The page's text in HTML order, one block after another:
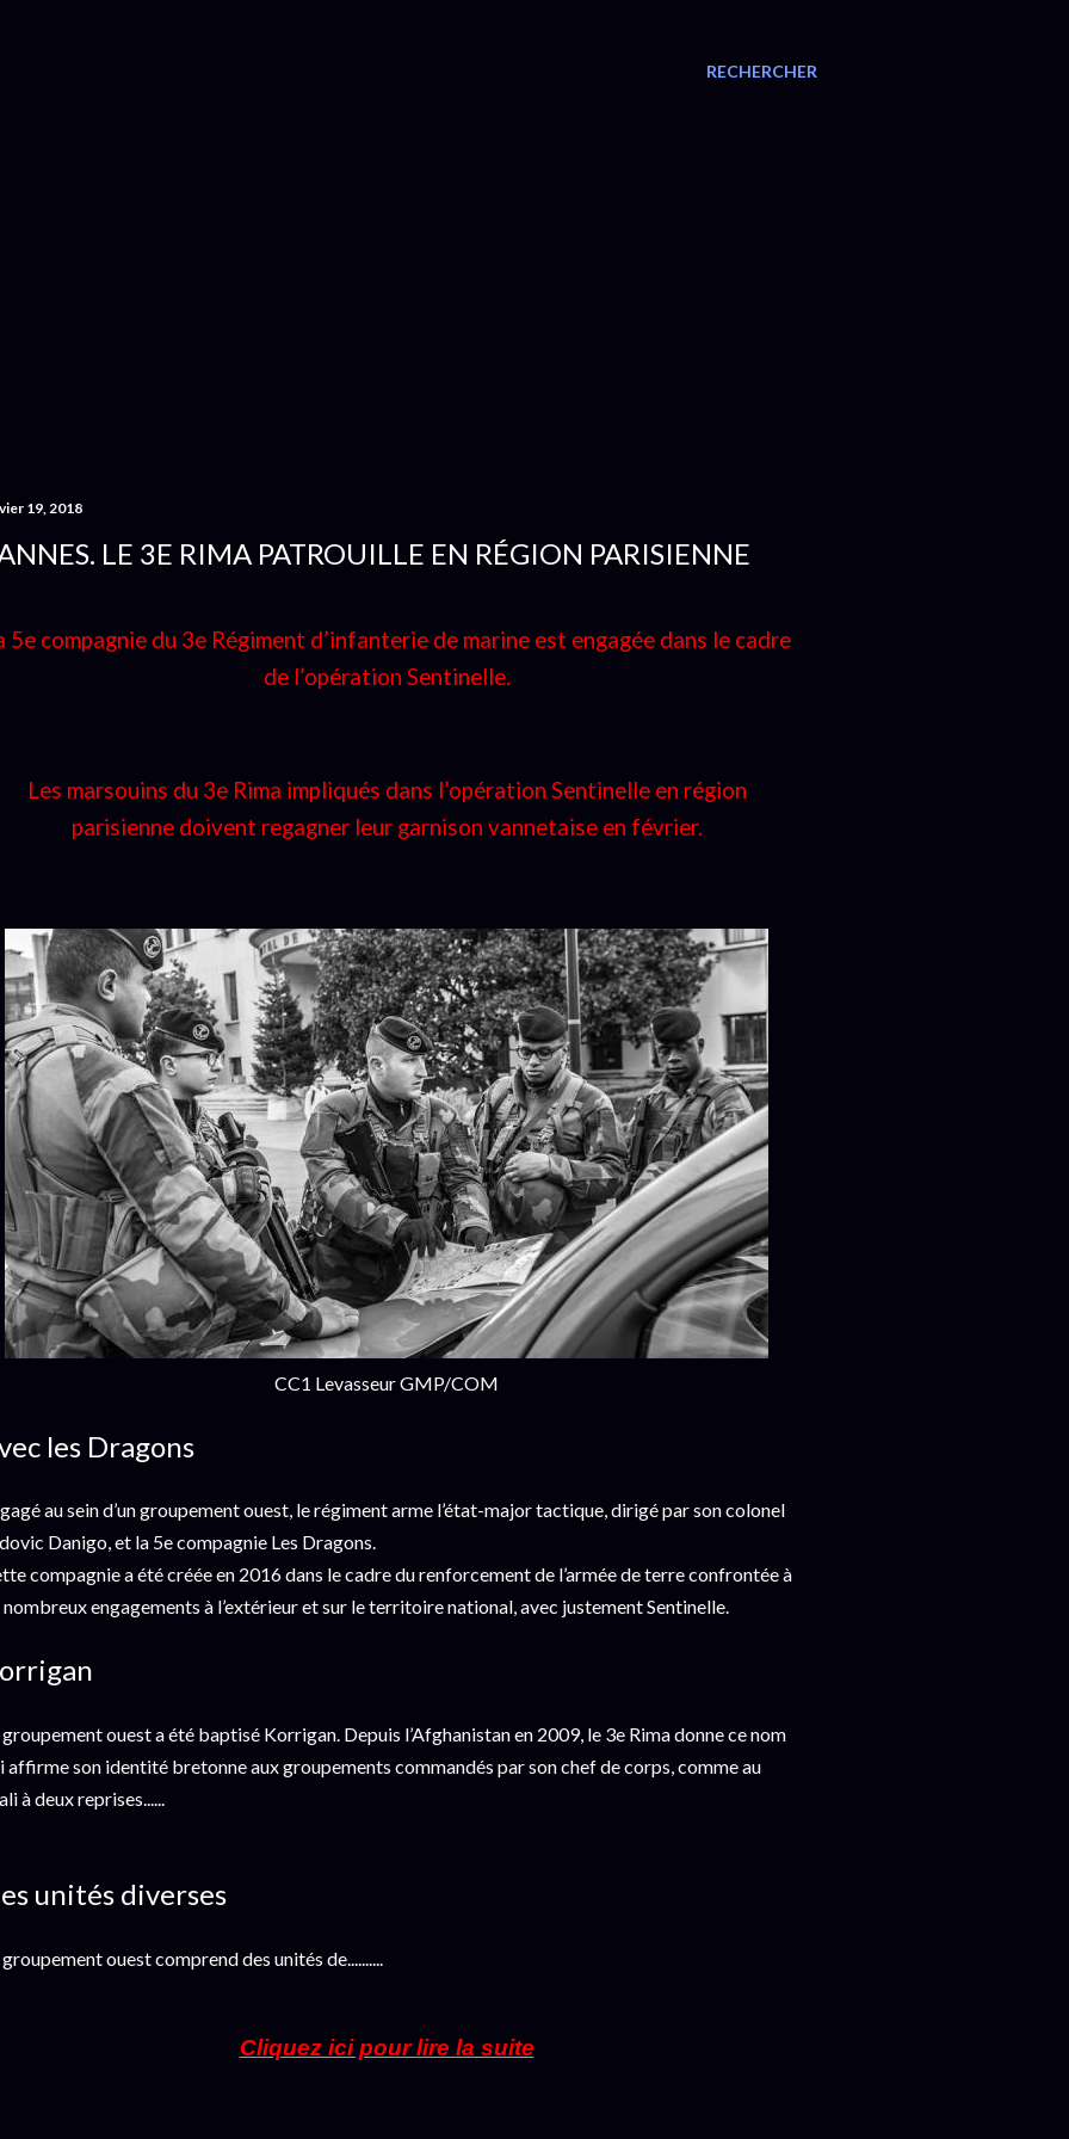
RECHERCHER
19, 2018
LE 3E RIMA PATROUILLE EN RÉGION PARISIENNE
5e compagnie du 3e Régiment d’infanterie de marine est engagée dans le cadre
de l’opération Sentinelle.
Les marsouins du 3e Rima impliqués dans l’opération Sentinelle en région
parisienne doivent regagner leur garnison vannetaise en février.
CC1 Levasseur GMP/COM
les Dragons
au sein d’un groupement ouest, le régiment arme l’état-major tactique, dirigé par son colonel
Danigo, et la 5e compagnie Les Dragons.
compagnie a été créée en 2016 dans le cadre du renforcement de l’armée de terre confrontée à
nombreux engagements à l’extérieur et sur le territoire national, avec justement Sentinelle.
groupement ouest a été baptisé Korrigan. Depuis l’Afghanistan en 2009, le 3e Rima donne ce nom
affirme son identité bretonne aux groupements commandés par son chef de corps, comme au
à deux reprises......
unités diverses
ouest comprend des unités de..........
Cliquez ici pour lire la suite